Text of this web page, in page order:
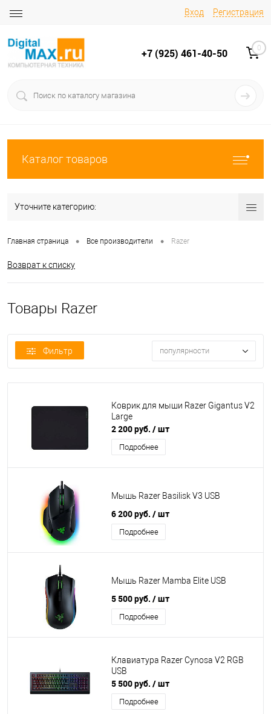
Вход Регистрация
+7 (925) 461-40-50 0
Каталог товаров
Уточните категорию:
Главная страница • Все производители • Razer
Возврат к списку
Товары Razer
Фильтр популярности
Коврик для мыши Razer Gigantus V2
Large
2 200 руб. / шт
Подробнее
Мышь Razer Basilisk V3 USB
6 200 руб. / шт
Подробнее
Мышь Razer Mamba Elite USB
5 500 руб. / шт
Подробнее
Клавиатура Razer Cynosa V2 RGB
USB
5 500 руб. / шт
Подробнее